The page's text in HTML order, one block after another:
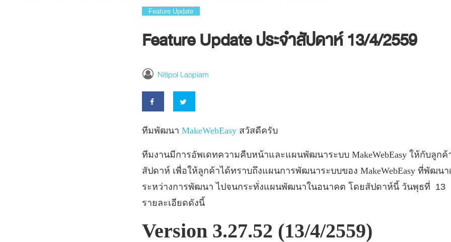
Feature Update
Feature Update ประจำสัปดาห์ 13/4/2559
Nitipol Laopiam
ทีมพัฒนา MakeWebEasy สวัสดีครับ
ทีมงานมีการอัพเดทความคืบหน้าและแผนพัฒนาระบบ MakeWebEasy ให้กับลูกค้
สัปดาห์ เพื่อให้ลูกค้าได้ทราบถึงแผนการพัฒนาระบบของ MakeWebEasy ที่พัฒนา
ระหว่างการพัฒนา ไปจนกระทั่งแผนพัฒนาในอนาคต โดยสัปดาห์นี้ วันพุธที่
รายละเอียดดังนี้
Version 3.27.52 (13/4/2559)